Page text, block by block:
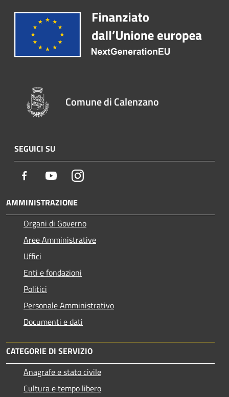
Comune di Calenzano
SEGUICI SU
Facebook YoutubeInstagram
AMMINISTRAZIONE
Organi di Governo
Aree Amministrative
Uffici
Enti e fondazioni
Politici
Personale Amministrativo
Documenti e dati
CATEGORIE DI SERVIZIO
Anagrafe e stato civile
Cultura e tempo libero